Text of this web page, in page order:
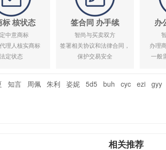
标 核状态
中意商标
理人核实商标
法定状态
签合同 办手续
智尚与买卖双方
签署相关协议和法律合同，
保护交易安全
办
办理
一般
知言 周佩 朱利 姿妮 5d5 buh cyc ezi gyy
相关推荐